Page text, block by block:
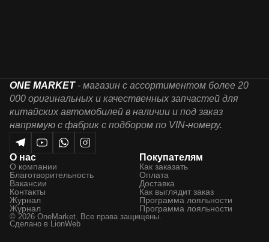
ONE MARKET - магазин с ассортиментом более 20
000 оригинальных и качественных запчастей для
китайских автомобилей в наличии и под заказ
напрямую с фабрик с подбором по VIN-номеру.
О нас
О компании
Благотворительность
Вакансии
Контакты
Журнал
Журнал
Покупателям
Как заказать
Оплата
Доставка
Как выглядит заказ
Программа лояльности
Программа лояльности
© 2026 OneMarket. Все права защищены.
Сделано в LionWeb